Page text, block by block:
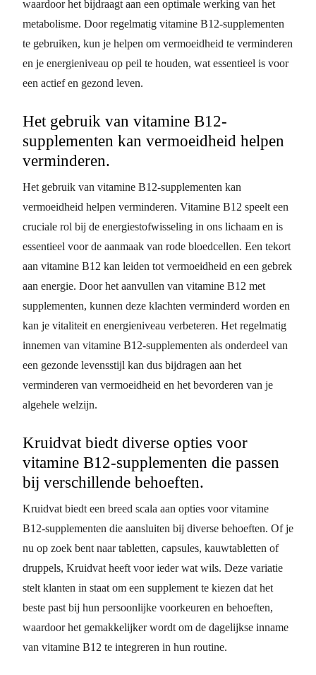
waardoor het bijdraagt aan een optimale werking van het
metabolisme. Door regelmatig vitamine B12-supplementen
te gebruiken, kun je helpen om vermoeidheid te verminderen
en je energieniveau op peil te houden, wat essentieel is voor
een actief en gezond leven.
Het gebruik van vitamine B12-
supplementen kan vermoeidheid helpen
verminderen.
Het gebruik van vitamine B12-supplementen kan
vermoeidheid helpen verminderen. Vitamine B12 speelt een
cruciale rol bij de energiestofwisseling in ons lichaam en is
essentieel voor de aanmaak van rode bloedcellen. Een tekort
aan vitamine B12 kan leiden tot vermoeidheid en een gebrek
aan energie. Door het aanvullen van vitamine B12 met
supplementen, kunnen deze klachten verminderd worden en
kan je vitaliteit en energieniveau verbeteren. Het regelmatig
innemen van vitamine B12-supplementen als onderdeel van
een gezonde levensstijl kan dus bijdragen aan het
verminderen van vermoeidheid en het bevorderen van je
algehele welzijn.
Kruidvat biedt diverse opties voor
vitamine B12-supplementen die passen
bij verschillende behoeften.
Kruidvat biedt een breed scala aan opties voor vitamine
B12-supplementen die aansluiten bij diverse behoeften. Of je
nu op zoek bent naar tabletten, capsules, kauwtabletten of
druppels, Kruidvat heeft voor ieder wat wils. Deze variatie
stelt klanten in staat om een supplement te kiezen dat het
beste past bij hun persoonlijke voorkeuren en behoeften,
waardoor het gemakkelijker wordt om de dagelijkse inname
van vitamine B12 te integreren in hun routine.